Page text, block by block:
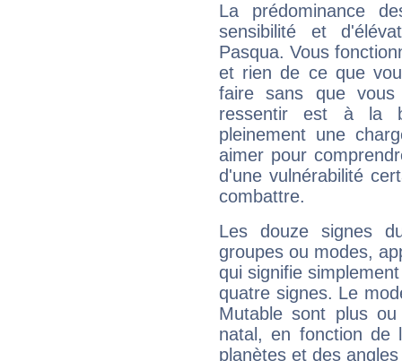
La prédominance
sensibilité et
Pasqua. Vous
et rien de ce que
faire sans que
ressentir est à la
pleinement une
aimer pour
d'une vulnérabilité
combattre.
Les douze signes
groupes ou modes,
qui signifie
quatre signes. Le
Mutable sont plus
natal, en fonction de
planètes et des